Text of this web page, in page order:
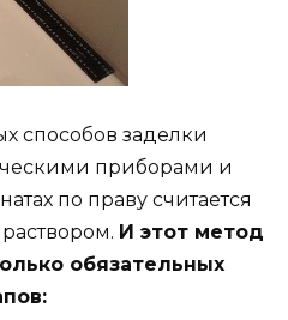
способов заделки
приборами и
по праву считается
И этот метод
обязательных